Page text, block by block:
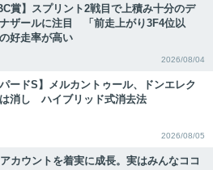
賞】スプリント2戦目で上積み十分のデ
ザールに注目 「前走上がり3F4位以
好走率が高い
2026/08/04
パードS】メルカントゥール、ドンエレク
は消し ハイブリッド式消去法
2026/08/05
カウントを着実に成長。実はみんなココ